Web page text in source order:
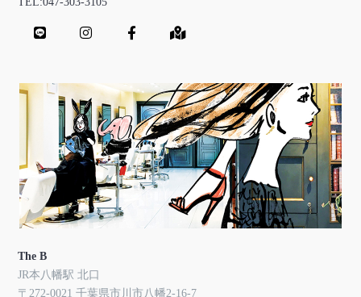
The B
JR本八幡駅 北口
〒272-0021 千葉県市川市八幡2-16-7